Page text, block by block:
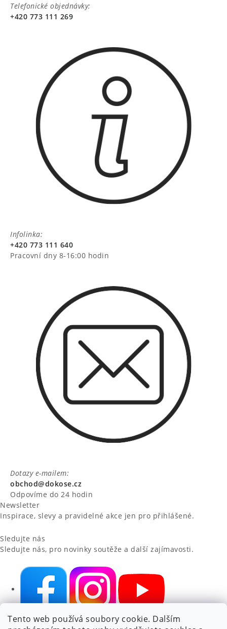
Tento web používá soubory cookie. Dalším
Telefonické objednávky:
+420 773 111 269
Infolinka:
+420 773 111 640
Pracovní dny 8-16:00 hodin
Dotazy e-mailem:
obchod@dokose.cz
Odpovíme do 24 hodin
Newsletter
Inspirace, slevy a pravidelné akce jen pro přihlášené.
Sledujte nás
Sledujte nás, pro novinky soutěže a další zajímavosti.
NIKARO, s.r.o.- Dokoše.cz, Veselka 48, 259 01 Olbramovice -